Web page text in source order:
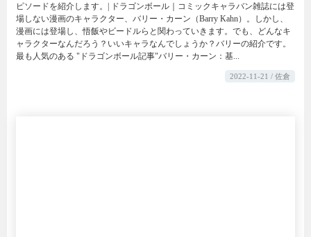
ピソードを紹介します。| ドラゴンボール｜コミックキャラバン雑誌には登
場しない漫画のキャラクター、バリー・カーン（Barry Kahn）。しかし、
漫画には登場し、悟飯やビードルらと関わっていきます。でも、どんなキ
ャラクターなんだろう？いいキャラなんでしょうか？バリーの紹介です。
最も人気のある "ドラゴンボール記事"バリー・カーン：基...
2022-11-21 / 佐倉